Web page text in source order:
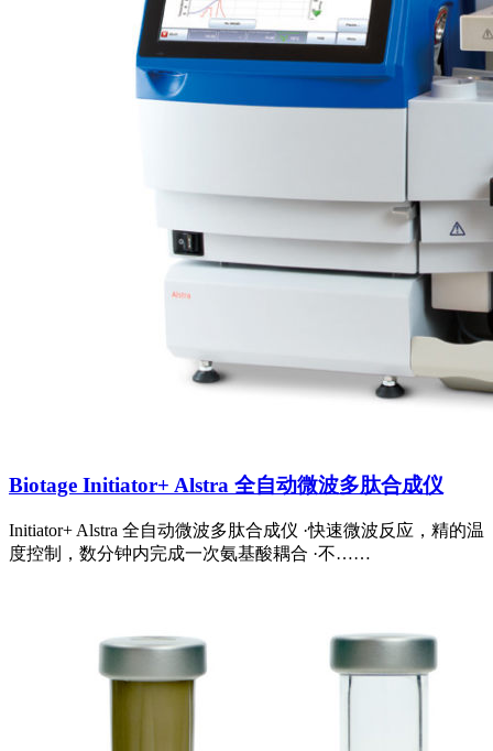
Biotage Initiator+ Alstra 全自动微波多肽合成仪
Initiator+ Alstra 全自动微波多肽合成仪 ·快速微波反应，精的温
度控制，数分钟内完成一次氨基酸耦合 ·不……